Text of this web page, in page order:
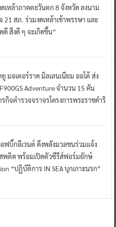
เหล้าภาคตะวันตก 8 จังหวัด ลงนาม
21 สภ. ร่วมงดเหล้าเข้าพรรษา และ
สิ่งดี ๆ จะเกิดขึ้น”
มอเตอร์ราด มิลเลนเนียม ออโต้ ส่ง
Adventure จำนวน 15 คัน
กิจตำรวจจราจรโครงการพระราชดำริ
ฟบิ๊กอีเวนต์ ดึงพลังมวลชนร่วมแจ้ง
สพติด พร้อมเปิดตัวซีรีส์ฟอร์มยักษ์
“ปฏิบัติการ IN SEA บุกเกาะนรก”